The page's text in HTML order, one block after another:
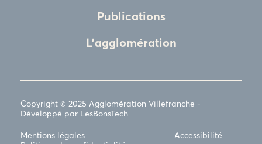
Publications
L'agglomération
Copyright © 2025 Agglomération Villefranche -
Développé par LesBonsTech
Mentions légales
Accessibilité